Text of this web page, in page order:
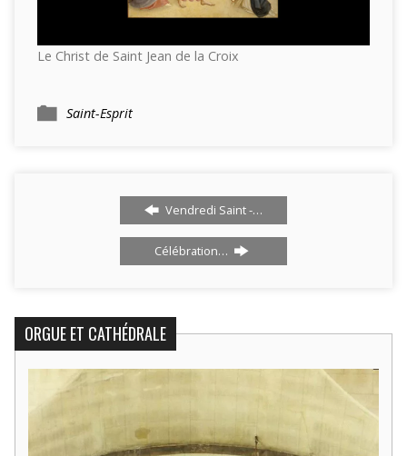
Le Christ de Saint Jean de la Croix
Saint-Esprit
Vendredi Saint -…
Célébration…
ORGUE ET CATHÉDRALE